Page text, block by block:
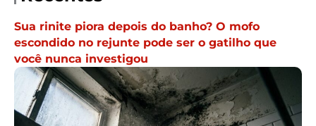
Sua rinite piora depois do banho? O mofo
escondido no rejunte pode ser o gatilho que
você nunca investigou